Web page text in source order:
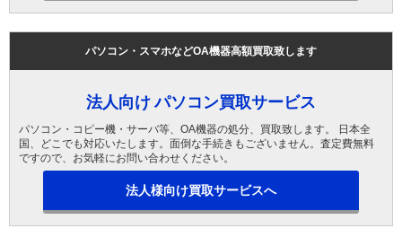
パソコン・スマホなどOA機器高額買取致します
法人向け パソコン買取サービス
パソコン・コピー機・サーバ等、OA機器の処分、買取致します。 日本全
国、どこでも対応いたします。面倒な手続きもございません。査定費無料
ですので、お気軽にお問い合わせください。
法人様向け買取サービスへ